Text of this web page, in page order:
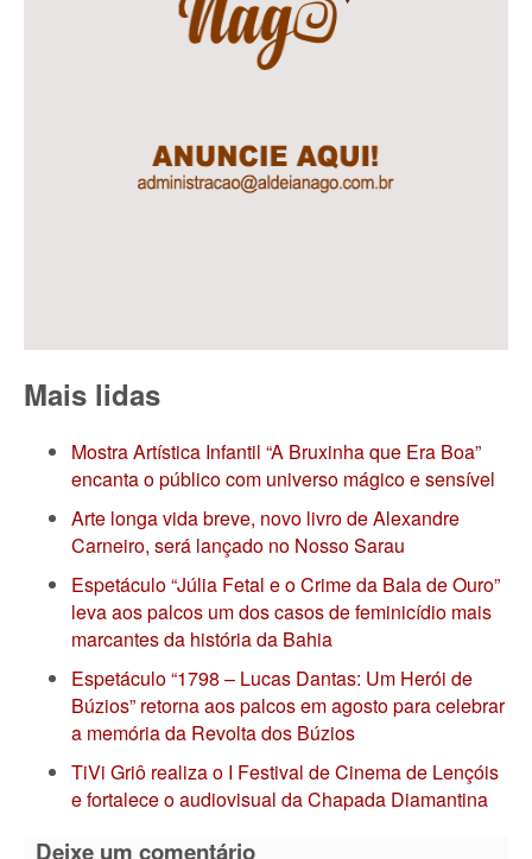
Mais lidas
Mostra Artística Infantil “A Bruxinha que Era Boa”
encanta o público com universo mágico e sensível
Arte longa vida breve, novo livro de Alexandre
Carneiro, será lançado no Nosso Sarau
Espetáculo “Júlia Fetal e o Crime da Bala de Ouro”
leva aos palcos um dos casos de feminicídio mais
marcantes da história da Bahia
Espetáculo “1798 – Lucas Dantas: Um Herói de
Búzios” retorna aos palcos em agosto para celebrar
a memória da Revolta dos Búzios
TiVi Griô realiza o I Festival de Cinema de Lençóis
e fortalece o audiovisual da Chapada Diamantina
Deixe um comentário